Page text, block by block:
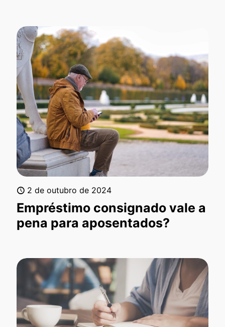
2 de outubro de 2024
Empréstimo consignado vale a
pena para aposentados?